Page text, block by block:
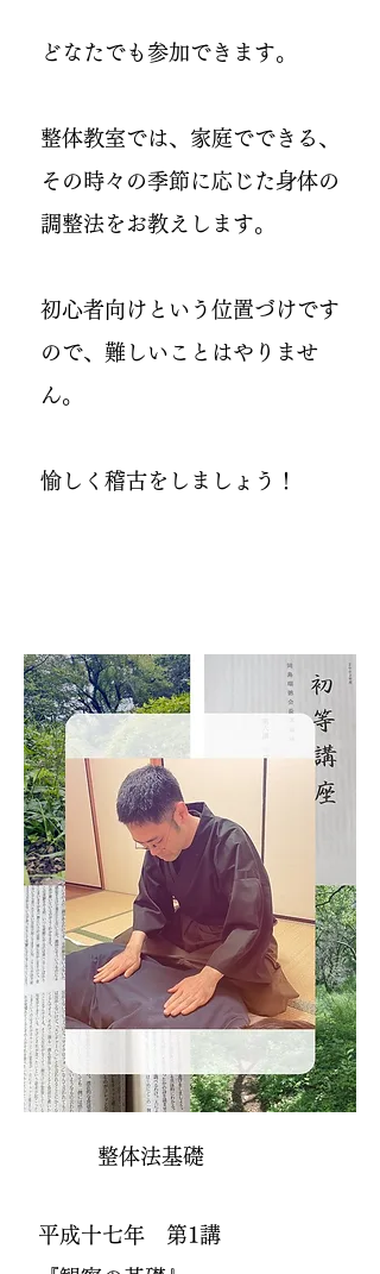
どなたでも参加できます。
整体教室では、家庭でできる、
その時々の季節に応じた身体の
調整法をお教えします。
初心者向けという位置づけです
ので、難しいことはやりませ
ん。
愉しく稽古をしましょう！
​整体法基礎
平成十七年 第1講